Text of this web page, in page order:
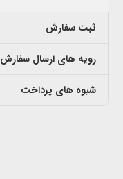
ثبت سفارش
رویه های ارسال سفارش
شیوه های پرداخت